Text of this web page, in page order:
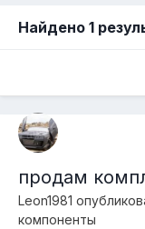
Найдено 1
продам
Leon1981
компоненты